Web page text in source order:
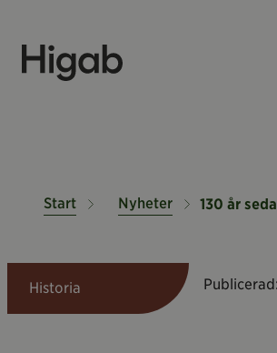
Start Nyheter
Historia Publicerad: